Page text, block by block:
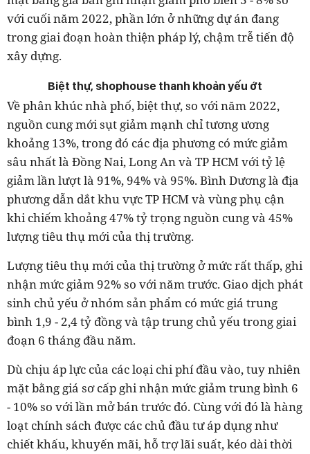
với cuối năm 2022, phần lớn ở những dự án đang
trong giai đoạn hoàn thiện pháp lý, chậm trễ tiến độ
xây dựng.
Biệt thự, shophouse thanh khoản yếu ớt
Về phân khúc nhà phố, biệt thự, so với năm 2022,
nguồn cung mới sụt giảm mạnh chỉ tương ương
khoảng 13%, trong đó các địa phương có mức giảm
sâu nhất là Đồng Nai, Long An và TP HCM với tỷ lệ
giảm lần lượt là 91%, 94% và 95%. Bình Dương là địa
phương dẫn dắt khu vực TP HCM và vùng phụ cận
khi chiếm khoảng 47% tỷ trọng nguồn cung và 45%
lượng tiêu thụ mới của thị trường.
Lượng tiêu thụ mới của thị trường ở mức rất thấp, ghi
nhận mức giảm 92% so với năm trước. Giao dịch phát
sinh chủ yếu ở nhóm sản phẩm có mức giá trung
bình 1,9 - 2,4 tỷ đồng và tập trung chủ yếu trong giai
đoạn 6 tháng đầu năm.
Dù chịu áp lực của các loại chi phí đầu vào, tuy nhiên
mặt bằng giá sơ cấp ghi nhận mức giảm trung bình 6
- 10% so với lần mở bán trước đó. Cùng với đó là hàng
loạt chính sách được các chủ đầu tư áp dụng như
chiết khấu, khuyến mãi, hỗ trợ lãi suất, kéo dài thời